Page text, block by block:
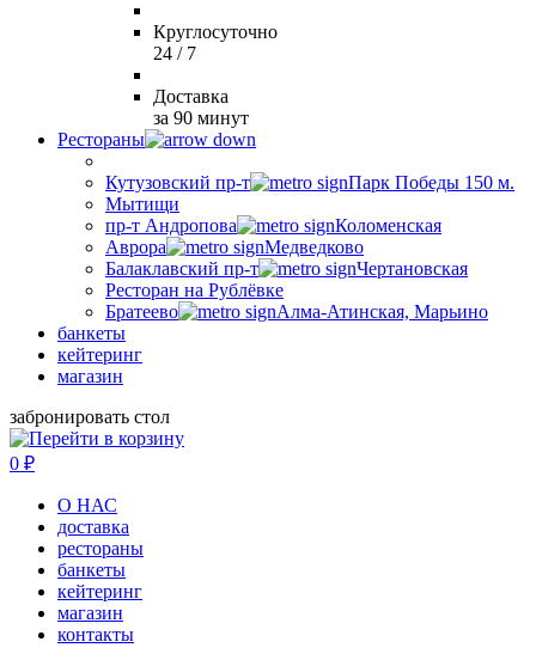
Круглосуточно
24 / 7
Доставка
за 90 минут
Рестораны
Кутузовский пр-т
Парк Победы 150 м.
Мытищи
пр-т Андропова
Коломенская
Аврора
Медведково
Балаклавский пр-т
Чертановская
Ресторан на Рублёвке
Братеево
Алма-Атинская, Марьино
банкеты
кейтеринг
магазин
забронировать стол
0 ₽
О НАС
доставка
рестораны
банкеты
кейтеринг
магазин
контакты